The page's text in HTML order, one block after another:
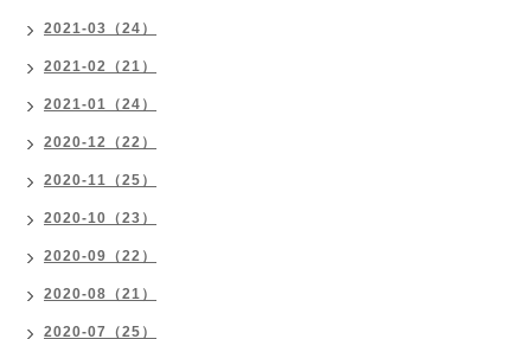
2021-03（24）
2021-02（21）
2021-01（24）
2020-12（22）
2020-11（25）
2020-10（23）
2020-09（22）
2020-08（21）
2020-07（25）